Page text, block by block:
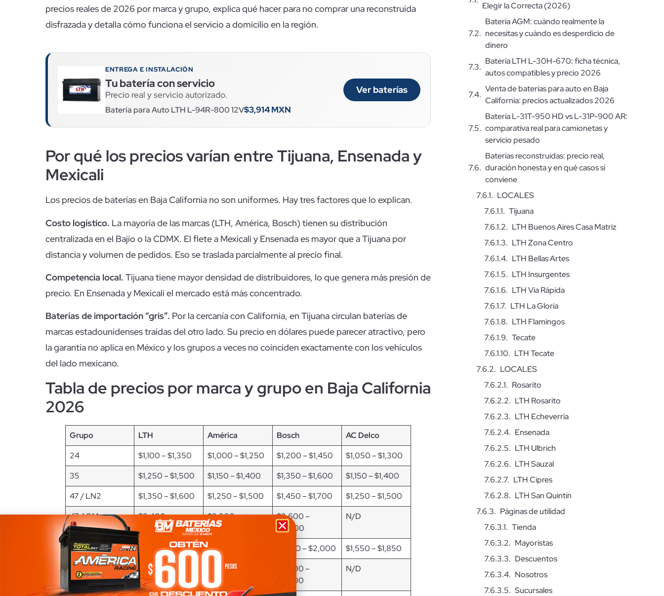
precios reales de 2026 por marca y grupo, explica qué hacer para no comprar una reconstruida
disfrazada y detalla cómo funciona el servicio a domicilio en la región.
ENTREGA E INSTALACIÓN
Tu batería con servicio
Precio real y servicio autorizado.
Batería para Auto LTH L-94R-800 12V$3,914 MXN
Ver baterías
Por qué los precios varían entre Tijuana, Ensenada y
Mexicali
Los precios de baterías en Baja California no son uniformes. Hay tres factores que lo explican.
Costo logístico. La mayoría de las marcas (LTH, América, Bosch) tienen su distribución
centralizada en el Bajío o la CDMX. El flete a Mexicali y Ensenada es mayor que a Tijuana por
distancia y volumen de pedidos. Eso se traslada parcialmente al precio final.
Competencia local. Tijuana tiene mayor densidad de distribuidores, lo que genera más presión de
precio. En Ensenada y Mexicali el mercado está más concentrado.
Baterías de importación “gris”. Por la cercanía con California, en Tijuana circulan baterías de
marcas estadounidenses traídas del otro lado. Su precio en dólares puede parecer atractivo, pero
la garantía no aplica en México y los grupos a veces no coinciden exactamente con los vehículos
del lado mexicano.
Tabla de precios por marca y grupo en Baja California
2026
Grupo LTH América Bosch
AC Delco
24
$1,100 – $1,350 $1,000 – $1,250 $1,200 – $1,450
$1,050 – $1,300
35
$1,250 – $1,500 $1,150 – $1,400 $1,350 – $1,600
$1,150 – $1,400
47 / LN2
$1,350 – $1,600 $1,250 – $1,500 $1,450 – $1,700
$1,250 – $1,500
47 AGM
$2,400 –
$2,800
$2,200 –
$2,600
$2,600 –
$3,000
N/D
49 $1,600 – $1,900 $1,500 – $1,800 $1,700 – $2,000
$1,550 – $1,850
94R AGM
$2,600 – $3,100
$2,400 –
$2,900
$2,900 –
$3,400
N/D
Elegir la Correcta (2026)
Batería AGM: cuándo realmente la
necesitas y cuándo es desperdicio de
dinero
Batería LTH L-30H-670: ficha técnica,
autos compatibles y precio 2026
Venta de baterías para auto en Baja
California: precios actualizados 2026
Batería L-31T-950 HD vs L-31P-900 AR:
comparativa real para camionetas y
servicio pesado
Baterías reconstruidas: precio real,
duración honesta y en qué casos sí
conviene
LOCALES
Tijuana
LTH Buenos Aires Casa Matriz
LTH Zona Centro
LTH Bellas Artes
LTH Insurgentes
LTH Via Rápida
LTH La Gloria
LTH Flamingos
Tecate
LTH Tecate
LOCALES
Rosarito
LTH Rosarito
LTH Echeverría
Ensenada
LTH Ulbrich
LTH Sauzal
LTH Cipres
LTH San Quintín
Páginas de utilidad
Tienda
Mayoristas
Descuentos
Nosotros
Sucursales